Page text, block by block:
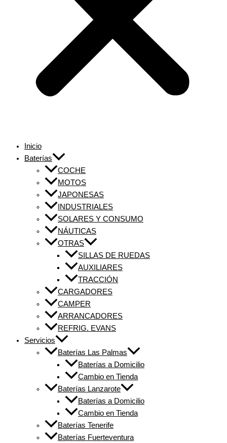
Inicio
Baterías
COCHE
MOTOS
JAPONESAS
INDUSTRIALES
SOLARES Y CONSUMO
NÁUTICAS
OTRAS
SILLAS DE RUEDAS
AUXILIARES
TRACCIÓN
CARGADORES
CAMPER
ARRANCADORES
REFRIG. EVANS
Servicios
Baterías Las Palmas
Baterías a Domicilio
Cambio en Tienda
Baterías Lanzarote
Baterías a Domicilio
Cambio en Tienda
Baterías Tenerife
Baterías Fuerteventura